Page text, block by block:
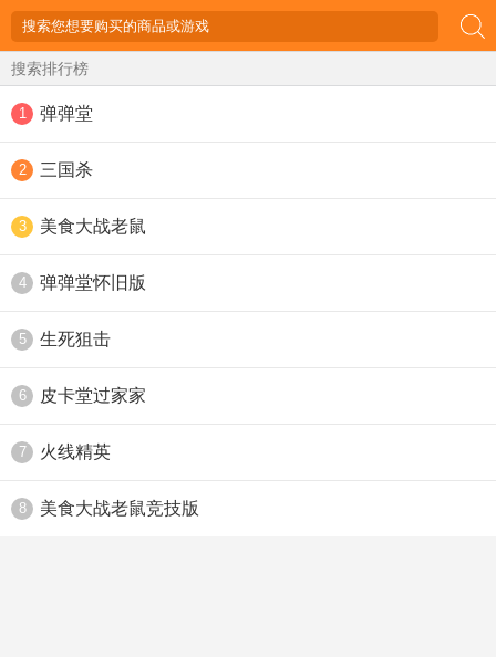
搜索排行榜
1 弹弹堂
2 三国杀
3 美食大战老鼠
4 弹弹堂怀旧版
5 生死狙击
6 皮卡堂过家家
7 火线精英
8 美食大战老鼠竞技版